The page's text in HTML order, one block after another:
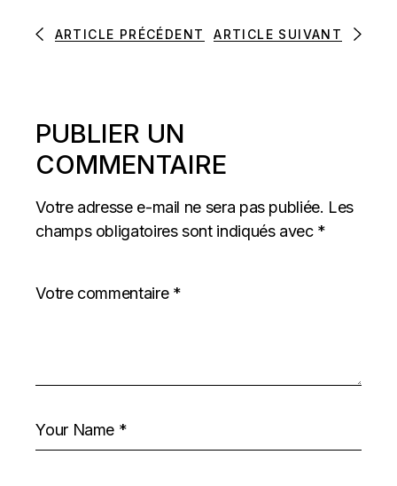
ARTICLE PRÉCÉDENT ARTICLE SUIVANT
PUBLIER UN
COMMENTAIRE
Votre adresse e-mail ne sera pas publiée. Les
champs obligatoires sont indiqués avec *